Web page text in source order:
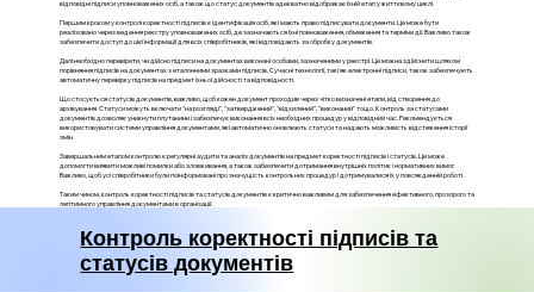
відповідні підписи уповноважених осіб, а також що статус документів адекватно відображає їхній етап у життєвому циклі.
Першим кроком у контролі коректності підписів є ідентифікація осіб, які мають право підписувати документи. Це може бути
реалізовано через ведення реєстру уповноважених осіб, де зазначаються їхні повноваження, обмеження та терміни дії. Важливо також
забезпечити доступ до цієї інформації для всіх співробітників, які відповідають за обробку документів.
Далі необхідно перевірити, чи дійсно підписи на документах виконані особами, зазначеними у реєстрі. Це можна здійснити шляхом
порівняння підписів на документах з еталонними зразками підписів. Сучасні технології, такі як електронні підписи, також забезпечують
автоматичну перевірку підписів на предмет їхньої дійсності та відповідності.
Що стосується статусів документів, важливо, щоб кожен документ проходив через чітко визначені етапи, від створення до
архівування. Статуси можуть включати "на розгляді", "затверджений", "відхилений", "виконаний" тощо. Контроль за статусами
документів дозволяє уникнути плутанини і забезпечує виконання всіх необхідних процедур у відповідний час. Рекомендується
використовувати системи управління документами, які автоматично оновлюють статуси та надають можливість відстеження історії
змін.
Завершальним етапом контролю є регулярні аудити та аналіз документів на предмет коректності підписів і статусів. Це може
допомогти виявити можливі помилки або зловживання, а також забезпечити дотримання внутрішніх політик і нормативних вимог.
Важливо, щоб усі співробітники були поінформовані про значущість контрольних процедур і дотримувалися їх у повсякденній роботі.
Таким чином, контроль коректності підписів та статусів документів є критично важливим для забезпечення ефективного, прозорого та
легітимного управління документами в організації.
Контроль коректності підписів та
статусів документів